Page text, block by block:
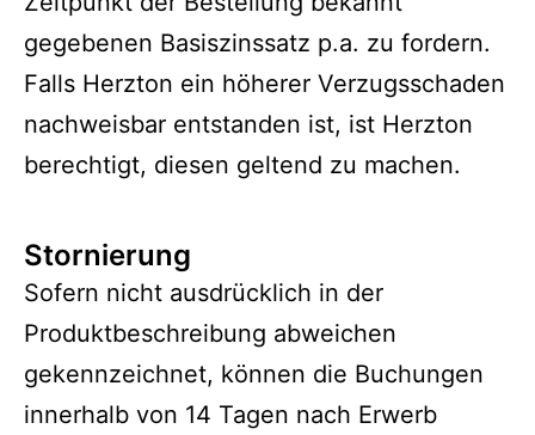
gegebenen Basiszinssatz p.a. zu fordern.
Falls Herzton ein höherer Verzugsschaden
nachweisbar entstanden ist, ist Herzton
berechtigt, diesen geltend zu machen.
Stornierung
Sofern nicht ausdrücklich in der
Produktbeschreibung abweichen
gekennzeichnet, können die Buchungen
innerhalb von 14 Tagen nach Erwerb